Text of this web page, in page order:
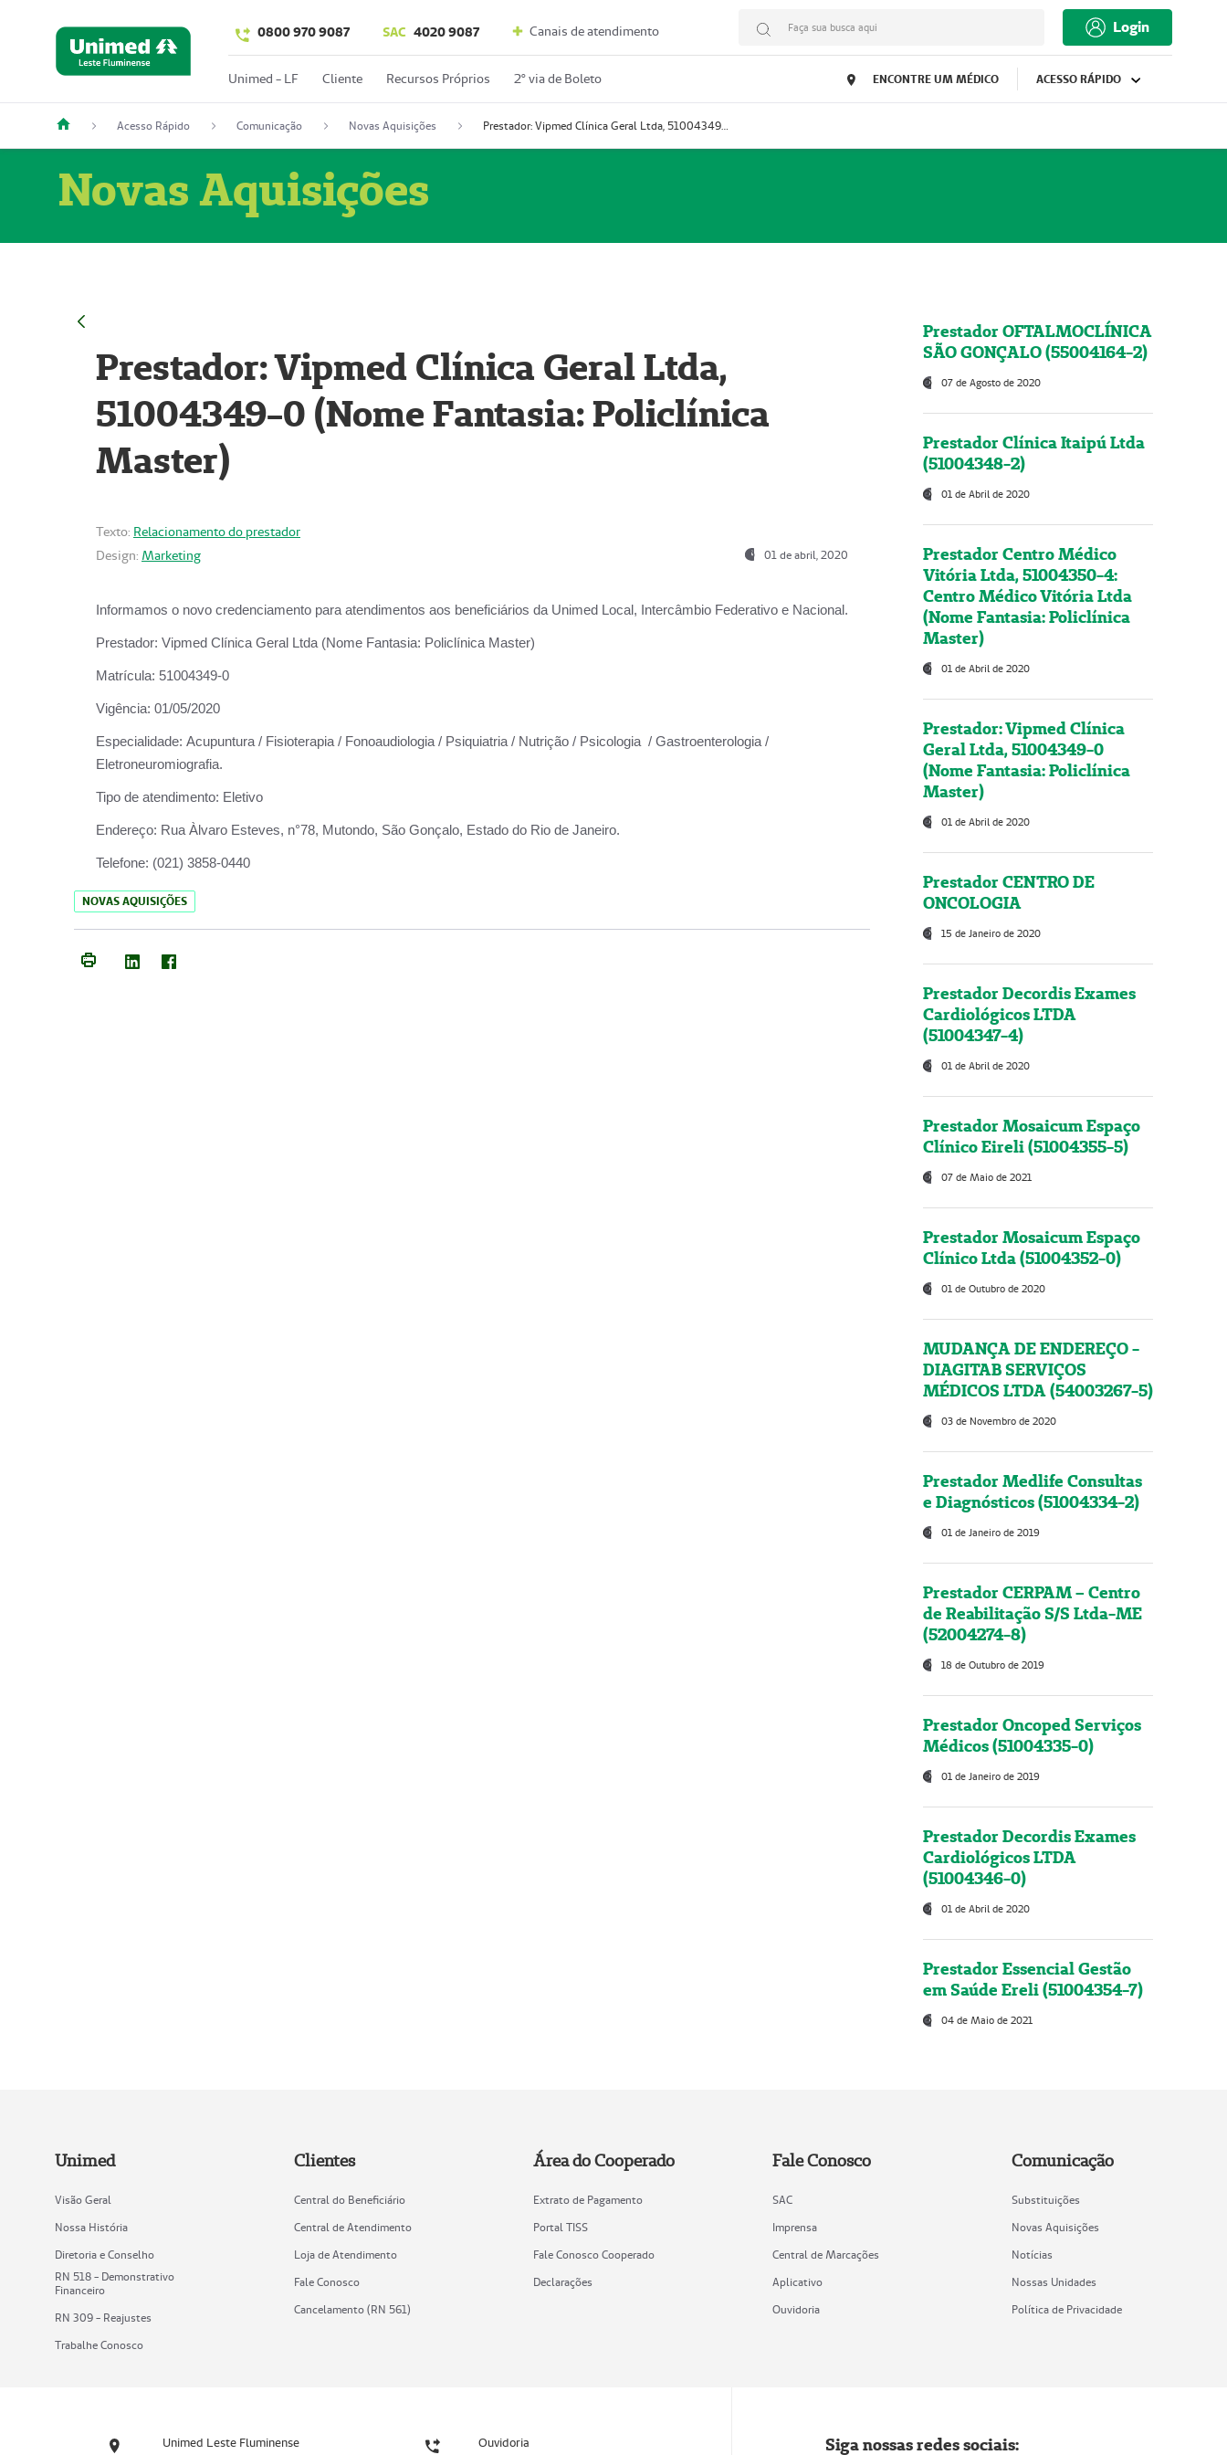
0800 970 9087 SAC 4020 9087 Canais de atendimento Faça sua busca aqui Login
Unimed - LF Cliente Recursos Próprios 2º via de Boleto ENCONTRE UM MÉDICO ACESSO RÁPIDO
Acesso Rápido Comunicação Novas Aquisições Prestador: Vipmed Clínica Geral Ltda, 51004349-0 (Nome Fantasia: Policlínica Master)
Novas Aquisições
Prestador: Vipmed Clínica Geral Ltda,
51004349-0 (Nome Fantasia: Policlínica
Master)
Texto: Relacionamento do prestador
Design: Marketing 01 de abril, 2020
Informamos o novo credenciamento para atendimentos aos beneficiários da Unimed Local, Intercâmbio Federativo e Nacional.
Prestador: Vipmed Clínica Geral Ltda (Nome Fantasia: Policlínica Master)
Matrícula: 51004349-0
Vigência: 01/05/2020
Especialidade: Acupuntura / Fisioterapia / Fonoaudiologia / Psiquiatria / Nutrição / Psicologia / Gastroenterologia /
Eletroneuromiografia.
Tipo de atendimento: Eletivo
Endereço: Rua Àlvaro Esteves, n°78, Mutondo, São Gonçalo, Estado do Rio de Janeiro.
Telefone: (021) 3858-0440
NOVAS AQUISIÇÕES
Prestador OFTALMOCLÍNICA
SÃO GONÇALO (55004164-2)
07 de Agosto de 2020
Prestador Clínica Itaipú Ltda
(51004348-2)
01 de Abril de 2020
Prestador Centro Médico
Vitória Ltda, 51004350-4:
Centro Médico Vitória Ltda
(Nome Fantasia: Policlínica
Master)
01 de Abril de 2020
Prestador: Vipmed Clínica
Geral Ltda, 51004349-0
(Nome Fantasia: Policlínica
Master)
01 de Abril de 2020
Prestador CENTRO DE
ONCOLOGIA
15 de Janeiro de 2020
Prestador Decordis Exames
Cardiológicos LTDA
(51004347-4)
01 de Abril de 2020
Prestador Mosaicum Espaço
Clínico Eireli (51004355-5)
07 de Maio de 2021
Prestador Mosaicum Espaço
Clínico Ltda (51004352-0)
01 de Outubro de 2020
MUDANÇA DE ENDEREÇO -
DIAGITAB SERVIÇOS
MÉDICOS LTDA (54003267-5)
03 de Novembro de 2020
Prestador Medlife Consultas
e Diagnósticos (51004334-2)
01 de Janeiro de 2019
Prestador CERPAM – Centro
de Reabilitação S/S Ltda-ME
(52004274-8)
18 de Outubro de 2019
Prestador Oncoped Serviços
Médicos (51004335-0)
01 de Janeiro de 2019
Prestador Decordis Exames
Cardiológicos LTDA
(51004346-0)
01 de Abril de 2020
Prestador Essencial Gestão
em Saúde Ereli (51004354-7)
04 de Maio de 2021
Unimed
Visão Geral
Nossa História
Diretoria e Conselho
RN 518 - Demonstrativo
Financeiro
RN 309 - Reajustes
Trabalhe Conosco
Clientes
Central do Beneficiário
Central de Atendimento
Loja de Atendimento
Fale Conosco
Cancelamento (RN 561)
Área do Cooperado
Extrato de Pagamento
Portal TISS
Fale Conosco Cooperado
Declarações
Fale Conosco
SAC
Imprensa
Central de Marcações
Aplicativo
Ouvidoria
Comunicação
Substituições
Novas Aquisições
Notícias
Nossas Unidades
Política de Privacidade
Unimed Leste Fluminense Ouvidoria Siga nossas redes sociais: